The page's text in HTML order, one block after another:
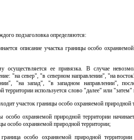
подзаголовка определяются:
описание участка границы особо
осуществляется ее привязка. В случае
"на север", "в северном направлении", "на
"на запад", "в западном направлении",
территории используется слово "далее" или
участок границы особо охраняемой природной
особо охраняемой природной территории
особо охраняемой природной территории;
особо охраняемой природной